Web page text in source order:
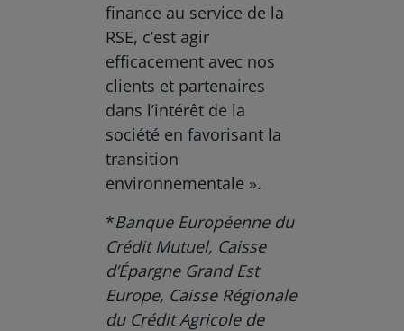
finance au service de la
RSE, c’est agir
efficacement avec nos
clients et partenaires
dans l’intérêt de la
société en favorisant la
transition
environnementale ».
*Banque Européenne du
Crédit Mutuel, Caisse
d’Épargne Grand Est
Europe, Caisse Régionale
du Crédit Agricole de